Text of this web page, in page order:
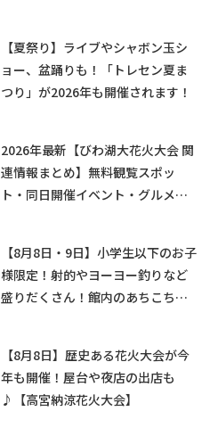
【夏祭り】ライブやシャボン玉シ
ョー、盆踊りも！「トレセン夏ま
つり」が2026年も開催されます！
2026年最新【びわ湖大花火大会 関
連情報まとめ】無料観覧スポッ
ト・同日開催イベント・グルメマ
【8月8日・9日】小学生以下のお子
様限定！射的やヨーヨー釣りなど
盛りだくさん！館内のあちこちに
【8月8日】歴史ある花火大会が今
年も開催！屋台や夜店の出店も
♪【高宮納涼花火大会】